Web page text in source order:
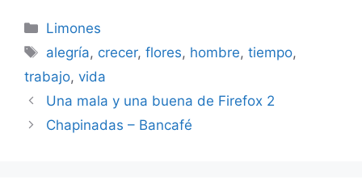
quitarle tiempo a la
al trabajo. Era…
Categorías
Limones
Etiquetas
alegría, crecer,flores, hombre,tiempo,
trabajo, vida
Una mala y una buena de Firefox 2
Chapinadas – Bancafé